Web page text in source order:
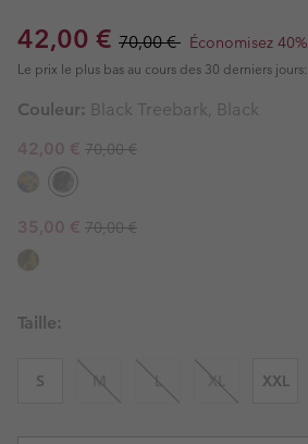
Sale price:
42,00 € Regular price:
70,00 € Économisez 40%
Le prix le plus bas au cours des 30 derniers jours:
Couleur: Black Treebark, Black
Sale price:
42,00 € Regular price:
70,00 €
Sale price:
35,00 € Regular price:
70,00 €
Taille:
S M L XL XXL